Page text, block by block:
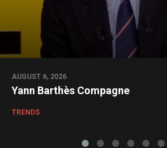
AUGUST 6, 2026
Yann Barthès Compagne
TRENDS